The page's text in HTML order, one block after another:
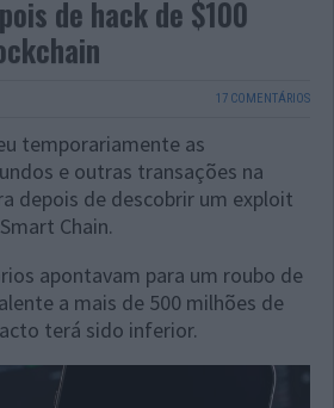
de hack de $100
17 COMENTÁRIOS
temporariamente as
e outras transações na
depois de descobrir um exploit
Chain.
apontavam para um roubo de
a mais de 500 milhões de
terá sido inferior.